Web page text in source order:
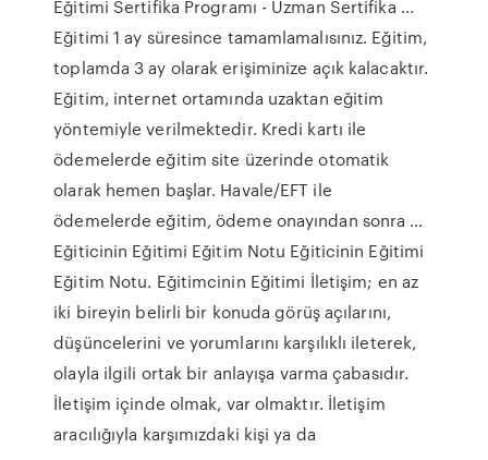
Eğitimi Sertifika Programı - Uzman Sertifika ...
Eğitimi 1 ay süresince tamamlamalısınız. Eğitim,
toplamda 3 ay olarak erişiminize açık kalacaktır.
Eğitim, internet ortamında uzaktan eğitim
yöntemiyle verilmektedir. Kredi kartı ile
ödemelerde eğitim site üzerinde otomatik
olarak hemen başlar. Havale/EFT ile
ödemelerde eğitim, ödeme onayından sonra …
Eğiticinin Eğitimi Eğitim Notu Eğiticinin Eğitimi
Eğitim Notu. Eğitimcinin Eğitimi İletişim; en az
iki bireyin belirli bir konuda görüş açılarını,
düşüncelerini ve yorumlarını karşılıklı ileterek,
olayla ilgili ortak bir anlayışa varma çabasıdır.
İletişim içinde olmak, var olmaktır. İletişim
aracılığıyla karşımızdaki kişi ya da